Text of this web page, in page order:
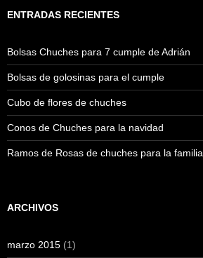
ENTRADAS RECIENTES
Bolsas Chuches para 7 cumple de Adrián
Bolsas de golosinas para el cumple
Cubo de flores de chuches
Conos de Chuches para la navidad
Ramos de Rosas de chuches para la familia
ARCHIVOS
marzo 2015 (1)